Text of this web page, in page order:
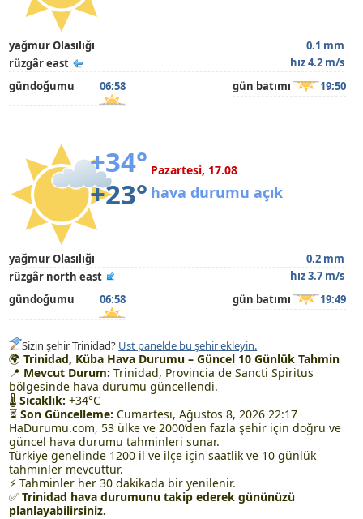
yağmur Olasılığı
0.1 mm
rüzgâr east
hız 4.2 m/s
gündoğumu
06:58 gün batımı 19:50
+34°
+23°
Pazartesi, 17.08
hava durumu açık
yağmur Olasılığı
0.2 mm
rüzgâr north east
hız 3.7 m/s
gündoğumu
06:58 gün batımı 19:49
Sizin şehir Trinidad? Üst panelde bu şehir ekleyin.
🌍Trinidad, Küba Hava Durumu – Güncel 10 Günlük Tahmin
📍 Mevcut Durum: Trinidad, Provincia de Sancti Spiritus
bölgesinde hava durumu güncellendi.
🌡Sıcaklık: +34°C
⏳Son Güncelleme: Cumartesi, Ağustos 8, 2026 22:17
HaDurumu.com, 53 ülke ve 2000’den fazla şehir için doğru ve
güncel hava durumu tahminleri sunar.
Türkiye genelinde 1200 il ve ilçe için saatlik ve 10 günlük
tahminler mevcuttur.
⚡ Tahminler her 30 dakikada bir yenilenir.
✅Trinidad hava durumunu takip ederek gününüzü
planlayabilirsiniz.